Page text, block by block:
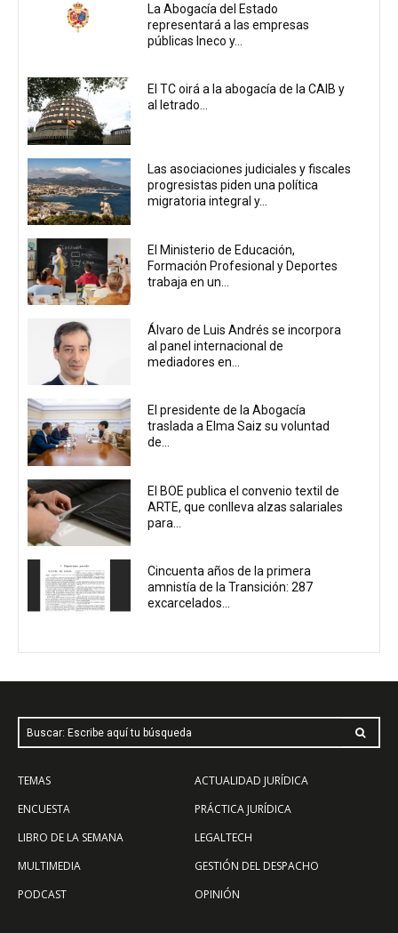
La Abogacía del Estado
representará a las empresas
públicas Ineco y...
El TC oirá a la abogacía de la CAIB y
al letrado...
Las asociaciones judiciales y fiscales
progresistas piden una política
migratoria integral y...
El Ministerio de Educación,
Formación Profesional y Deportes
trabaja en un...
Álvaro de Luis Andrés se incorpora
al panel internacional de
mediadores en...
El presidente de la Abogacía
traslada a Elma Saiz su voluntad
de...
El BOE publica el convenio textil de
ARTE, que conlleva alzas salariales
para...
Cincuenta años de la primera
amnistía de la Transición: 287
excarcelados...
Buscar: Escribe aquí tu búsqueda
TEMAS
ENCUESTA
LIBRO DE LA SEMANA
MULTIMEDIA
PODCAST
ACTUALIDAD JURÍDICA
PRÁCTICA JURÍDICA
LEGALTECH
GESTIÓN DEL DESPACHO
OPINIÓN